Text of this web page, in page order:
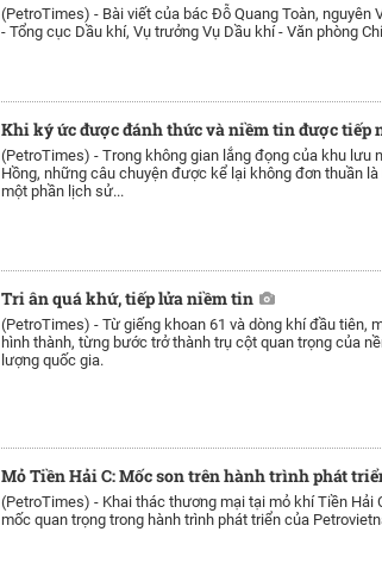
(PetroTimes) - Bài viết của bác Đỗ Quang Toàn, nguyên
- Tổng cục Dầu khí, Vụ trưởng Vụ Dầu khí - Văn phòng
Khi ký ức được đánh thức và niềm tin được tiếp
(PetroTimes) - Trong không gian lắng đọng của khu lưu
Hồng, những câu chuyện được kể lại không đơn thuần
một phần lịch sử...
Tri ân quá khứ, tiếp lửa niềm tin
(PetroTimes) - Từ giếng khoan 61 và dòng khí đầu tiên,
hình thành, từng bước trở thành trụ cột quan trọng của
lượng quốc gia.
Mỏ Tiền Hải C: Mốc son trên hành trình phát
(PetroTimes) - Khai thác thương mại tại mỏ khí Tiền Hải
mốc quan trọng trong hành trình phát triển của